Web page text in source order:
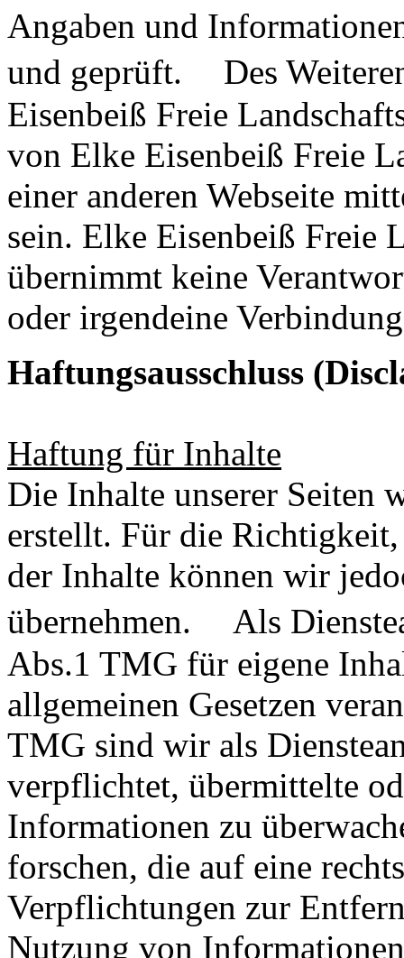
Angaben und
und geprüft. Des
Eisenbeiß Freie
von Elke Eisenbeiß Freie
einer anderen Webseite
sein. Elke Eisenbeiß Freie
übernimmt keine
oder irgendeine
Haftungsausschluss
Haftung für Inhalte
Die Inhalte unserer Seiten
erstellt. Für die
der Inhalte können wir
übernehmen. Als
Abs.1 TMG für eigene
allgemeinen Gesetzen
TMG sind wir als
verpflichtet, übermittelte
Informationen zu
forschen, die auf eine
Verpflichtungen zur
Nutzung von